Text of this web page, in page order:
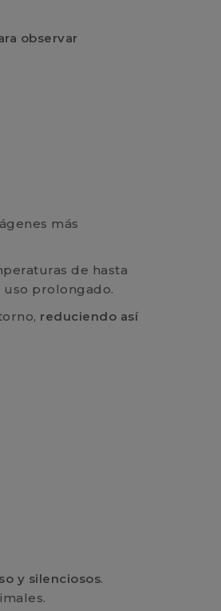
observar
más
de hasta
uso prolongado.
reduciendo así
y silenciosos.